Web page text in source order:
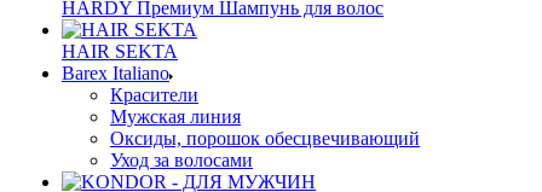
HARDY Премиум Шампунь для волос
HAIR SEKTA
Barex Italiano
Красители
Мужская линия
Оксиды, порошок обесцвечивающий
Уход за волосами